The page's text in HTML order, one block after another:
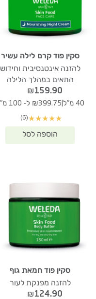
סקין פוד קרם לילה עשיר
להזנה אינטנסיבית וחידוש
התאים במהלך הלילה
₪159.90
40 מ"ל ₪399.75 ל- 100 מ"ל
★
★
★
★
★
(6)
סקין פוד חמאת גוף
להזנה מפנקת לעור
₪124.90